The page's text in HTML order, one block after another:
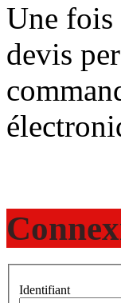
Une fois
devis
Identifiant